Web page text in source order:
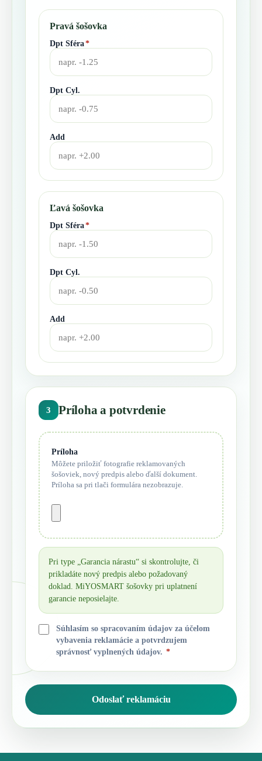
Pravá šošovka
Dpt Sféra*
Dpt Cyl.
Add
Ľavá šošovka
Dpt Sféra*
Dpt Cyl.
Add
3 Príloha a potvrdenie
Príloha
Môžete priložiť fotografie reklamovaných
šošoviek, nový predpis alebo ďalší dokument.
Príloha sa pri tlači formulára nezobrazuje.
Pri type „Garancia nárastu“ si skontrolujte, či
prikladáte nový predpis alebo požadovaný
doklad. MiYOSMART šošovky pri uplatnení
garancie neposielajte.
Súhlasím so spracovaním údajov za účelom
vybavenia reklamácie a potvrdzujem
správnosť vyplnených údajov. *
Odoslať reklamáciu